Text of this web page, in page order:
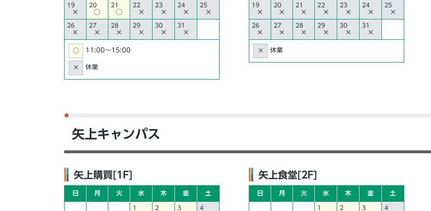
19
×
20
○
21
○
22
×
23
×
24
×
25
×
26
×
27
×
28
×
29
×
30
×
31
×
○ 11:00〜15:00
× 休業
19
×
20
×
21
×
22
×
23
×
24
×
25
×
26
×
27
×
28
×
29
×
30
×
31
×
× 休業
矢上キャンパス
矢上購買[1F]
日 月 火 水 木 金 土
1 2 3 4
矢上食堂[2F]
日 月 火 水 木 金 土
1 2 3 4